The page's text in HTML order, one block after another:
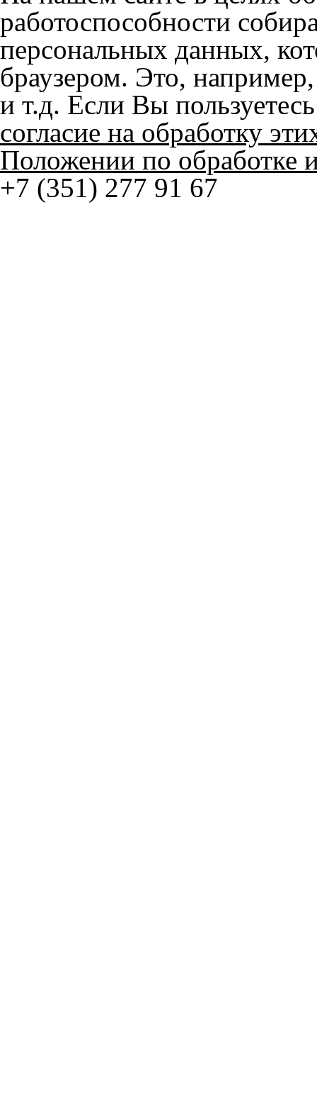
© ателье «Автоковрики
корпус 1.
На нашем сайте в целях